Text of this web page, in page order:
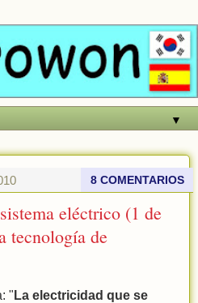
▼
8 COMENTARIOS
eléctrico (1 de
tecnología de
" La electricidad que se